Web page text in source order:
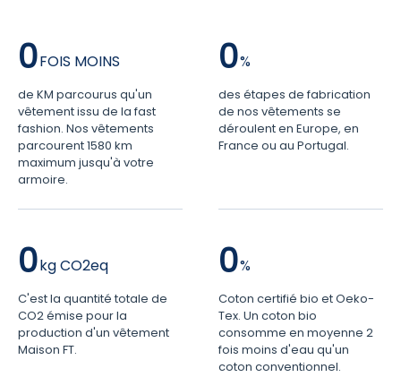
0
de KM parcourus qu'un
vêtement issu de la fast
fashion. Nos vêtements
parcourent 1580 km
maximum jusqu'à votre
armoire.
0
des étapes de fabrication
de nos vêtements se
déroulent en Europe, en
France ou au Portugal.
0
C'est la quantité totale de
CO2 émise pour la
production d'un vêtement
Maison FT.
0
Coton certifié bio et Oeko-
Tex. Un coton bio
consomme en moyenne 2
fois moins d'eau qu'un
coton conventionnel.